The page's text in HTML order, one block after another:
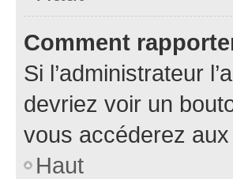
Comment
Si l’administrateur
devriez voir un
vous accéderez
Haut